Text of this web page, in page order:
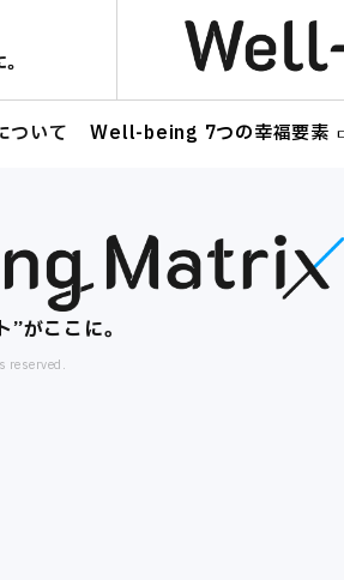
いて Well-being 7つの幸福要素
がここに。​
reserved.